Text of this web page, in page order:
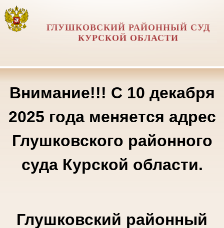
ГЛУШКОВСКИЙ РАЙОННЫЙ СУД
КУРСКОЙ ОБЛАСТИ
Внимание!!! С 10 декабря
2025 года меняется адрес
Глушковского районного
суда Курской области.
Глушковский районный